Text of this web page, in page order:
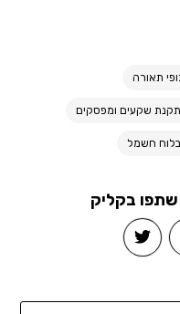
תאורה
שקעים ומפסקים
בלוח חשמל
בקליק